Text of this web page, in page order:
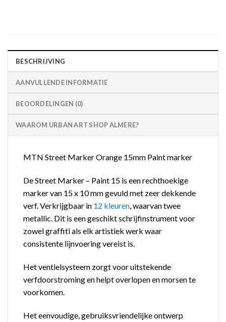
BESCHRIJVING
AANVULLENDE INFORMATIE
BEOORDELINGEN (0)
WAAROM URBAN ART SHOP ALMERE?
MTN Street Marker Orange 15mm Paint marker
De Street Marker – Paint 15 is een rechthoekige
marker van 15 x 10 mm gevuld met zeer dekkende
verf. Verkrijgbaar in 12 kleuren, waarvan twee
metallic. Dit is een geschikt schrijfinstrument voor
zowel graffiti als elk artistiek werk waar
consistente lijnvoering vereist is.
Het ventielsysteem zorgt voor uitstekende
verfdoorstroming en helpt overlopen en morsen te
voorkomen.
Het eenvoudige, gebruiksvriendelijke ontwerp